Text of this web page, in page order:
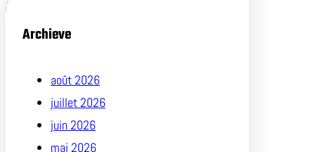
Archieve
août 2026
juillet 2026
juin 2026
mai 2026